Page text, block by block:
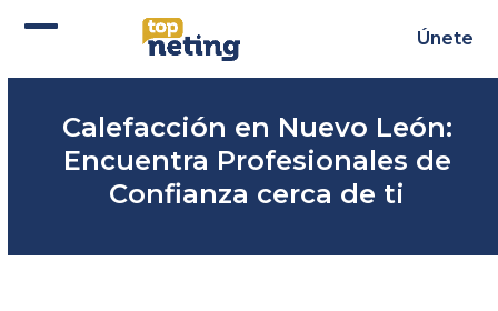
Únete
móvil
móvil
Calefacción en Nuevo León:
Encuentra Profesionales de
Confianza cerca de ti